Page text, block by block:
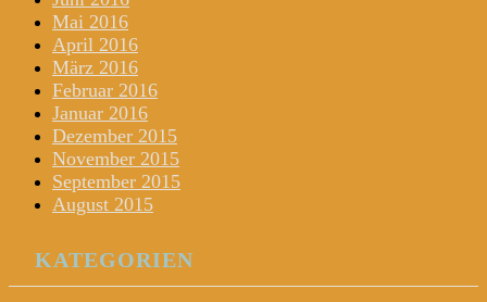
Mai 2016
April 2016
März 2016
Februar 2016
Januar 2016
Dezember 2015
November 2015
September 2015
August 2015
KATEGORIEN